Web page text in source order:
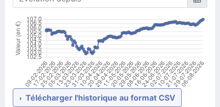
Télécharger l'historique au format CSV